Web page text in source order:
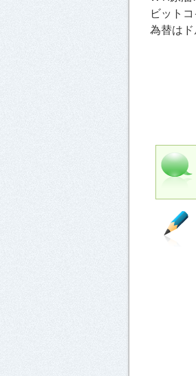
ビット
為替はド